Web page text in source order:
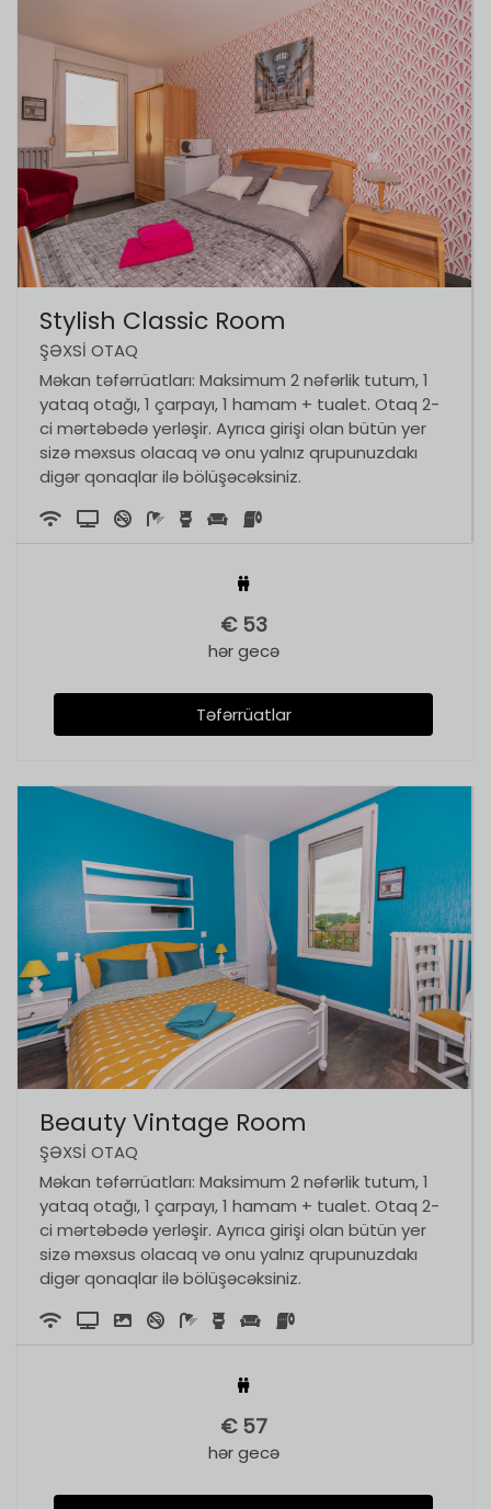
Stylish Classic Room
ŞƏXSI OTAQ
Məkan təfərrüatları: Maksimum 2 nəfərlik tutum, 1
yataq otağı, 1 çarpayı, 1 hamam + tualet. Otaq 2-
ci mərtəbədə yerləşir. Ayrıca girişi olan bütün yer
sizə məxsus olacaq və onu yalnız qrupunuzdakı
digər qonaqlar ilə bölüşəcəksiniz.
€ 53
hər gecə
Təfərrüatlar
Beauty Vintage Room
ŞƏXSI OTAQ
Məkan təfərrüatları: Maksimum 2 nəfərlik tutum, 1
yataq otağı, 1 çarpayı, 1 hamam + tualet. Otaq 2-
ci mərtəbədə yerləşir. Ayrıca girişi olan bütün yer
sizə məxsus olacaq və onu yalnız qrupunuzdakı
digər qonaqlar ilə bölüşəcəksiniz.
€ 57
hər gecə